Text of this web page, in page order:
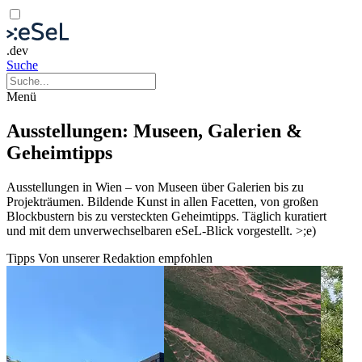
.dev
Suche
Menü
Ausstellungen: Museen, Galerien &
Geheimtipps
Ausstellungen in Wien – von Museen über Galerien bis zu
Projekträumen. Bildende Kunst in allen Facetten, von großen
Blockbustern bis zu versteckten Geheimtipps. Täglich kuratiert
und mit dem unverwechselbaren eSeL-Blick vorgestellt. >;e)
Tipps Von unserer Redaktion empfohlen